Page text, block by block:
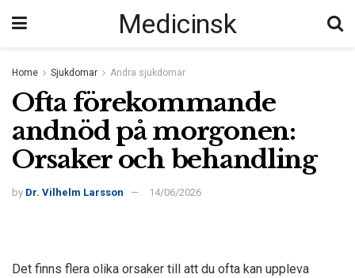
Medicinsk
Home Sjukdomar Andra sjukdomar
Ofta förekommande
andnöd på morgonen:
Orsaker och behandling
by Dr. Vilhelm Larsson 14/06/2026
Det finns flera olika orsaker till att du ofta kan uppleva